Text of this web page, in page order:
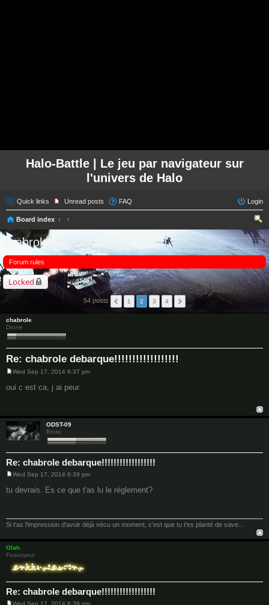
Halo-Battle | Le jeu par navigateur sur
l'univers de Halo
Quick links Unread posts FAQ Login
Board index
ear
ch
chabrole debarque!!!!!!!!!!!!!!!!!!
Forum rules
Locked
54 posts 1 2 3 4
chabrole
Drone
Re: chabrole debarque!!!!!!!!!!!!!!!!!!
o
s
Wed Sep 17, 2014 6:37 pm
oui c est ca, j ai peur.
ODST-09
Brute
Re: chabrole debarque!!!!!!!!!!!!!!!!!!
Wed Sep 17, 2014 6:39 pm
tu devrais. Es ce que t'as lu le règlement?
Si t'as l'impression d'avoir déjà vécu un moment, c'est que tu t'es planté de save...
Olah
Fossoyeur
Re: chabrole debarque!!!!!!!!!!!!!!!!!!
Wed Sep 17, 2014 6:39 pm